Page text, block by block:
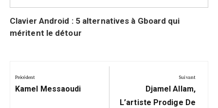
Clavier Android : 5 alternatives à Gboard qui
méritent le détour
de
l’article
Précédent
Précédent:
Kamel Messaoudi
Suivant
Suivant:
Djamel Allam,
L’artiste Prodige De